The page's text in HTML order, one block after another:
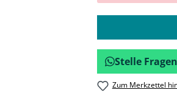
Stelle
Zum Merkzettel